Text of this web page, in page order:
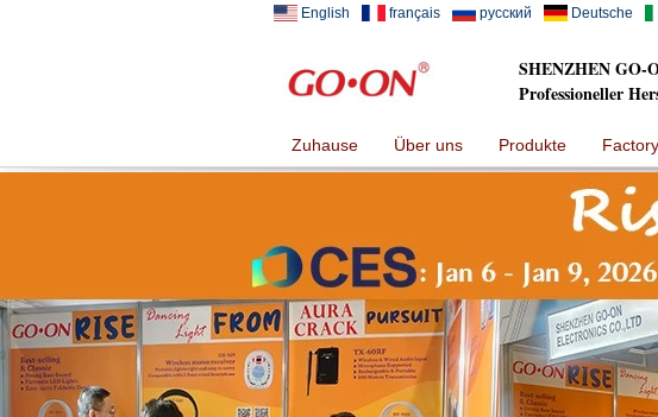
English français русский Deutsche
SHENZHEN GO-
Professioneller
Zuhause Über uns Produkte